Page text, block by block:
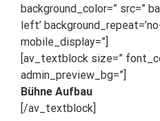
background_color=” src=”
left’
mobile_display=”]
[av_textblock size=”
admin_preview_bg=”]
Bühne Aufbau
[/av_textblock]